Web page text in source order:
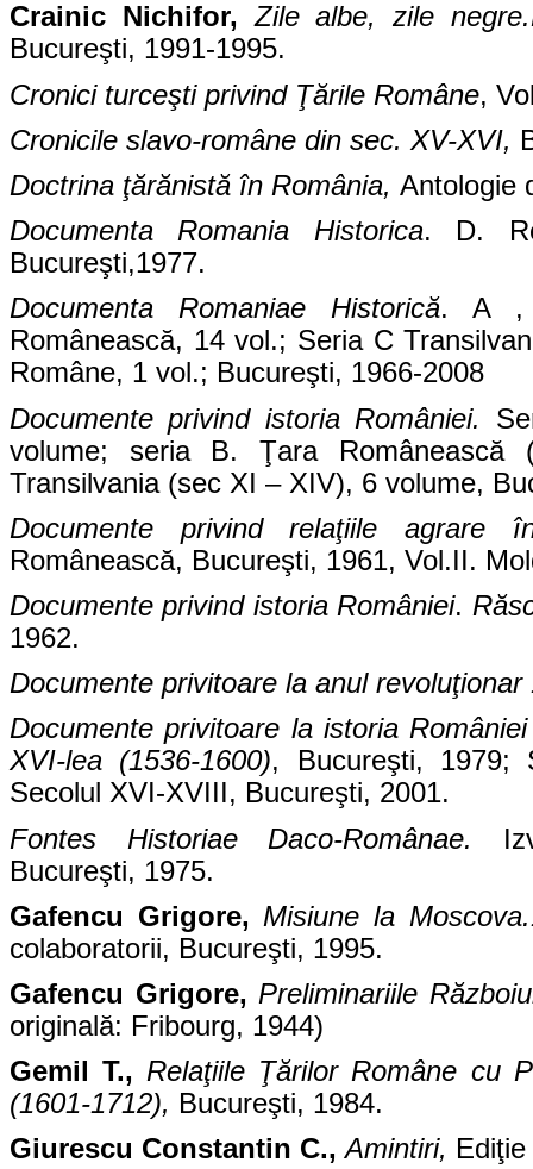
Crainic Nichifor,Zile albe, zile
Bucureşti, 1991-1995.
Cronici turceşti privind Ţările Române,
Cronicile slavo-române din sec. XV-XVI,
Doctrina ţărănistă în România, Antologie
Documenta Romania Historica. D.
Bucureşti,1977.
Documenta Romaniae Historică. A ,
Românească, 14 vol.; Seria C
Române, 1 vol.; Bucureşti, 1966-2008
Documente privind istoria României.
volume; seria B. Ţara
Transilvania (sec XI – XIV), 6 volume,
Documente privind relaţiile agrare
Românească, Bucureşti, 1961, Vol.II.
Documente privind istoria României.
1962.
Documente privitoare la anul
Documente privitoare la istoria
XVI-lea (1536-1600), Bucureşti, 1979;
Secolul XVI-XVIII, Bucureşti, 2001.
Fontes Historiae Daco-Românae.
Bucureşti, 1975.
Gafencu Grigore, Misiune la
colaboratorii, Bucureşti, 1995.
Gafencu Grigore, Preliminariile
originală: Fribourg, 1944)
Gemil T., Relaţiile Ţărilor Române cu
(1601-1712), Bucureşti, 1984.
Giurescu Constantin C.,Amintiri,